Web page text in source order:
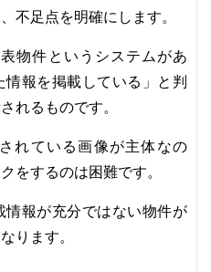
不足点を明確にします。
物件というシステムがあ
報を掲載している」と判
れるものです。
れている画像が主体なの
をするのは困難です。
報が充分ではない物件が
ります。